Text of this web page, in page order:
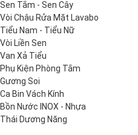
Sen Tắm - Sen Cây
Vòi Chậu Rửa Mặt Lavabo
Tiểu Nam - Tiểu Nữ
Vòi Liền Sen
Van Xả Tiểu
Phụ Kiện Phòng Tắm
Gương Soi
Ca Bin Vách Kính
Bồn Nước INOX - Nhựa
Thái Dương Năng